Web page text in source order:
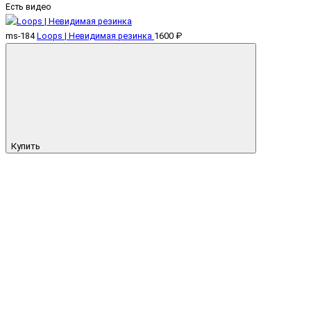
Есть видео
ms-184 Loops | Невидимая резинка 1600 ₽
Купить